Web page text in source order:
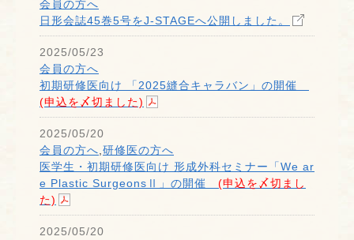
会員の方へ
日形会誌45巻5号をJ-STAGEへ公開しました。
2025/05/23
会員の方へ
初期研修医向け 「2025縫合キャラバン」の開催
(申込を〆切ました)
2025/05/20
会員の方へ 研修医の方へ
医学生・初期研修医向け 形成外科セミナー「We ar
e Plastic SurgeonsⅡ」の開催 (申込を〆切まし
た)
2025/05/20